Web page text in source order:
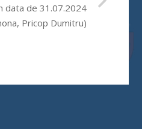
data de 31.07.2024
Pricop Dumitru)